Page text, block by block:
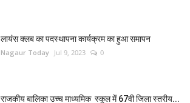
लायंस क्लब का पदस्थापना कार्यक्रम का हुआ समापन
Nagaur Today Jul 9, 2023 0
राजकीय बालिका उच्च माध्यमिक स्कूल में 67वी जिला स्तरीय...